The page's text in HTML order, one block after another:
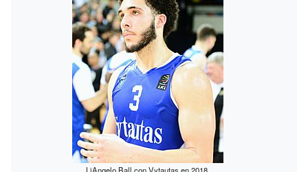
LiAngelo Ball con Vytautas en 2018.